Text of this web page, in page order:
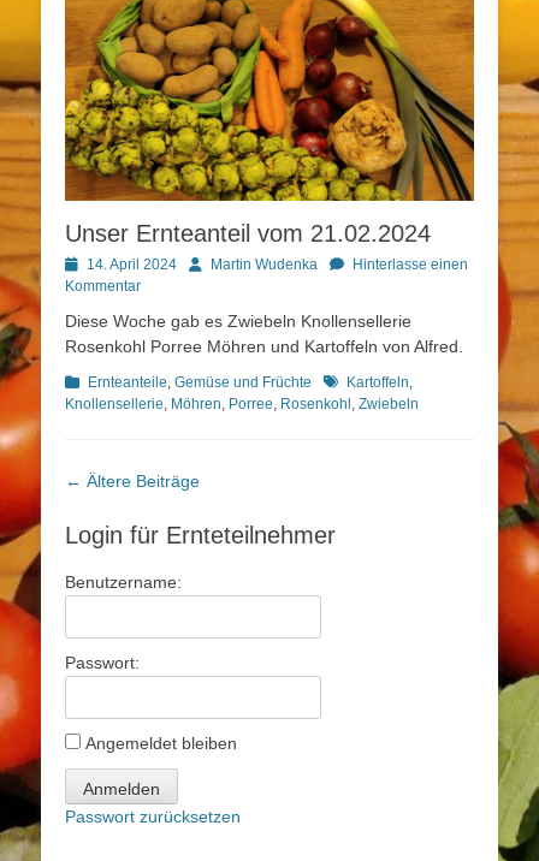
Unser Ernteanteil vom 21.02.2024
Posted
on
14. April 2024 AutorMartin Wudenka
Hinterlasse einen
Kommentar
Diese Woche gab es Zwiebeln Knollensellerie
Rosenkohl Porree Möhren und Kartoffeln von Alfred.
Kategorien
Ernteanteile, Gemüse und Früchte Schlagworte
Kartoffeln,
Knollensellerie, Möhren, Porree, Rosenkohl , Zwiebeln
Beitragsnavigation
← Ältere Beiträge
Login für Ernteteilnehmer
Benutzername:
Passwort:
Angemeldet bleiben
Anmelden
Passwort zurücksetzen